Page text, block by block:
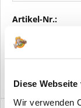
Diese
Wir verwenden
Artikel-Nr.:
Vorteile